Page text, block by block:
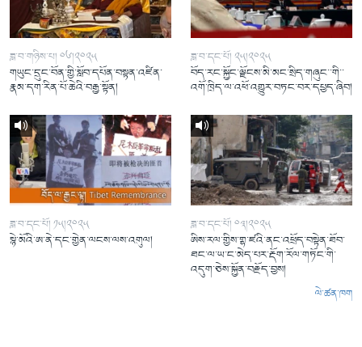
ཟླ་བ་གཉིས་པ། ༠༦།༢༠༢༥
གཡུང་དྲུང་བོན་གྱི་སློབ་དཔོན་བསྟན་འཛིན་
རྣམ་དག་རིན་པོ་ཆེའི་བརྒྱ་སྟོན།
ཟླ་བ་དང་པོ། ༢༥།༢༠༢༥
བོད་རང་སྐྱོང་ལྗོངས་མི་མང་སྲིད་གཞུང་་གི་་
འགོ་ཁྲིད་ལ་འཕོ་འགྱུར་བཏང་བར་དཔྱད་ཞིབ།
ཟླ་བ་དང་པོ། ༡༥།༢༠༢༥
སྙེ་མོའི་ཨ་ནེ་དང་གྱེན་ལངས་ལས་འགུལ།
ཟླ་བ་དང་པོ། ༠༣།༢༠༢༥
ཨིས་རལ་གྱིས་གྷ་ཛའི་ནང་འཕྲོད་བསྟེན་ཐོབ་
ཐང་ལ་ཡ་ང་མེད་པར་རྡོག་རོལ་གཏོང་གི་
འདུག་ཅེས་སྐྱོན་བརྗོད་བྱས།
ལེ་ཚན་ཁག